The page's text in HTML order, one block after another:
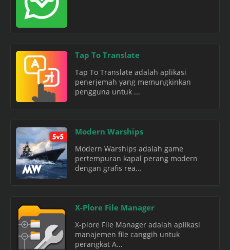
Tap To Translate
Tap To Translate adalah aplikasi
penerjemah yang memungkinkan
pengguna untuk ...
Modern Warships
Modern Warships adalah game
pertempuran kapal perang modern
dengan grafis rea...
X-Plore File Manager
X-plore File Manager adalah aplikasi
manajemen file canggih untuk
perangkat A...